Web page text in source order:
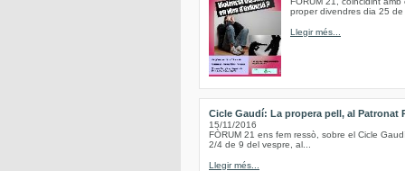
proper divendres dia 25
Llegir més...
Cicle Gaudí: La propera pell, al Patronat
15/11/2016
FÒRUM 21 ens fem ressò, sobre el Cicle
2/4 de 9 del vespre, al...
Llegir més...